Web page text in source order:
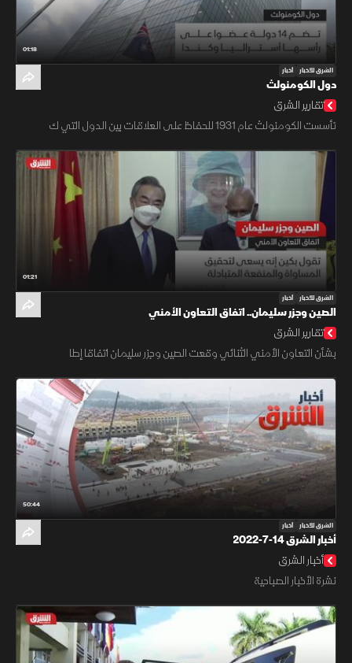
01:18
الشرق للأخبار أخبار
دول الكومنولث
تقارير الشرق
تأسست الكومنولث عام 1931 للحفاظ على العلاقات بين الدول التي ك
01:21
الشرق للأخبار أخبار
الصين وجزر سليمان.. اتفاق التعاون الأمني
تقارير الشرق
بشأن التعاون الأمني الثنائي وقعت الصين وجزر سليمان اتفاقا إطا
50:44
الشرق للأخبار أخبار
أخبار الشرق 14-7-2022
أخبار الشرق
نشرة الأخبار الصباحية